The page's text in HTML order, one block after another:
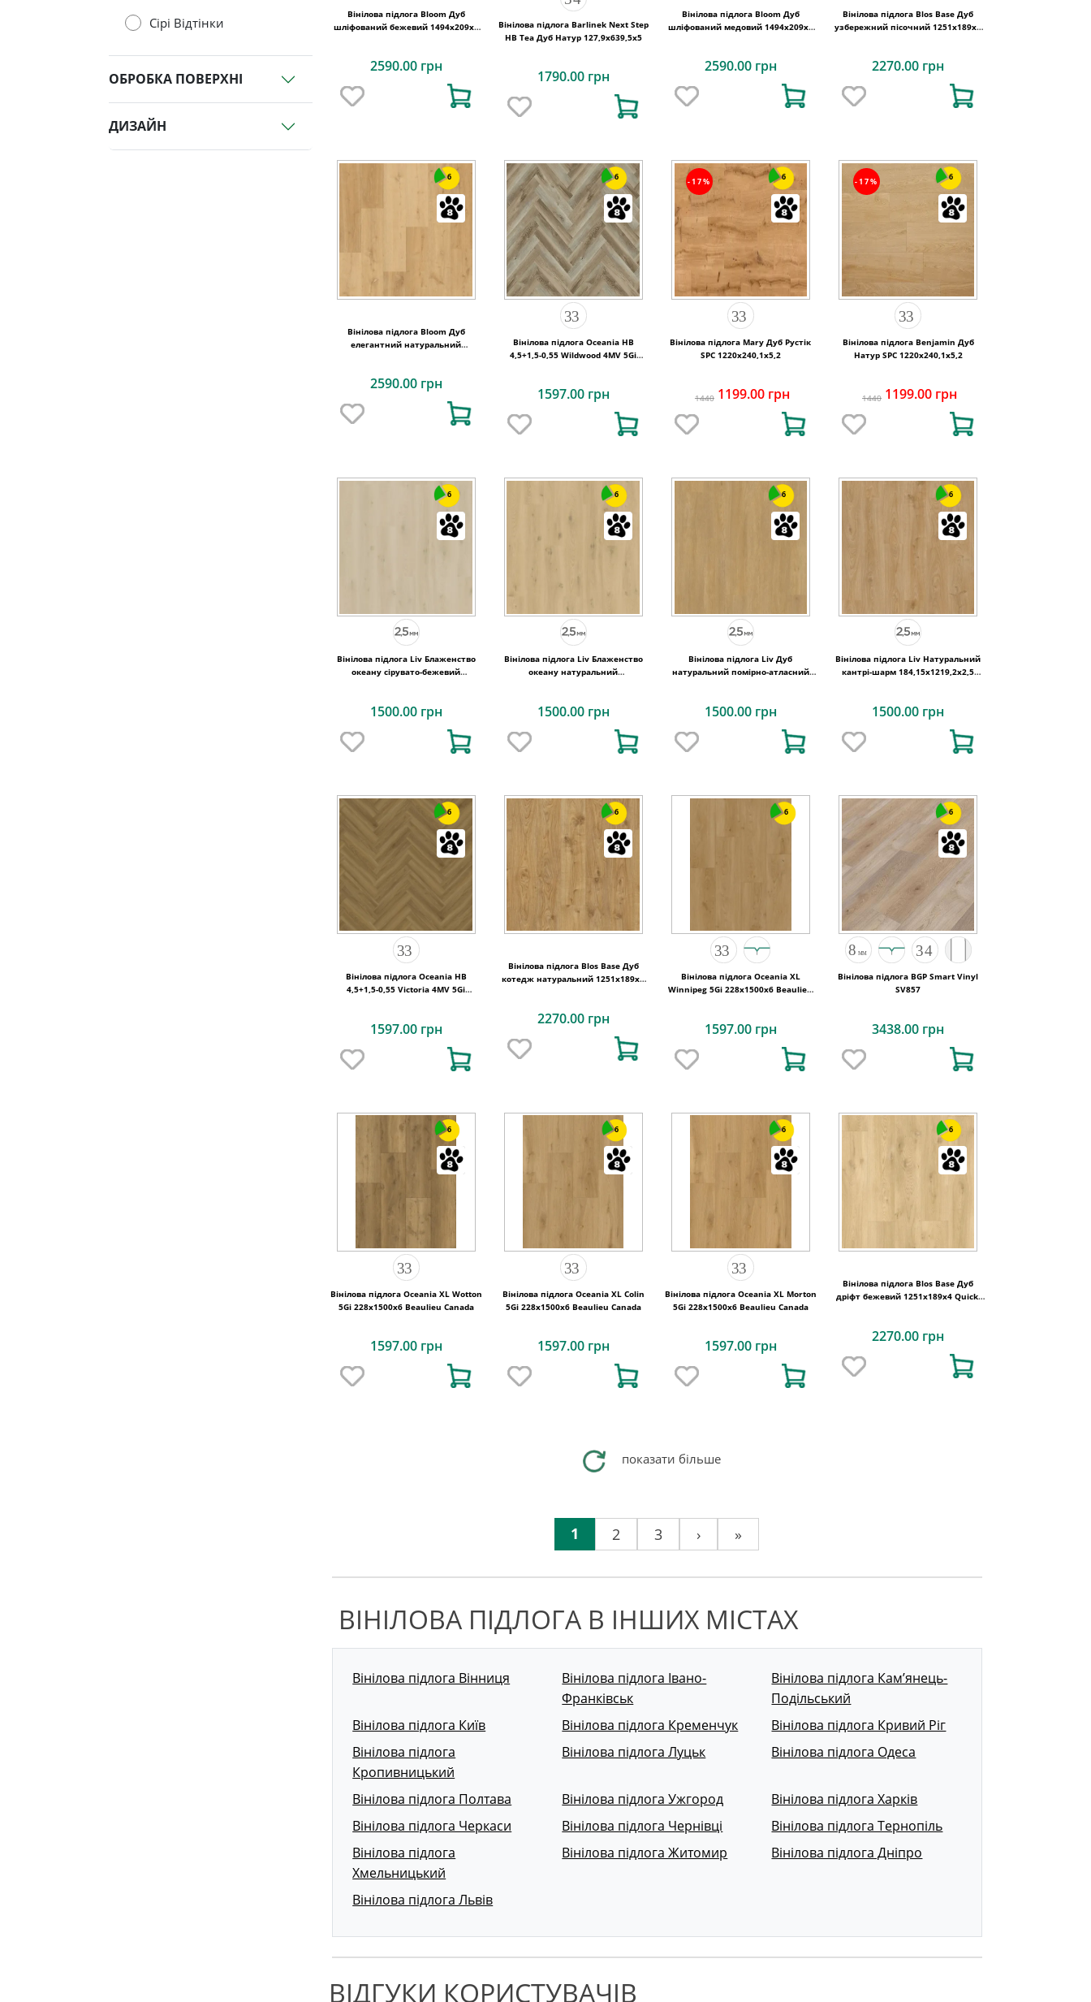
Сірі Відтінки
ОБРОБКА ПОВЕРХНІ
ДИЗАЙН
Вінілова підлога Bloom Дуб
шліфований бежевий 1494х209x6
2590.00 грн
Вінілова підлога Barlinek Next Step
HB Tea Дуб Натур 127,9x639,5x5
1790.00 грн
Вінілова підлога Bloom Дуб
шліфований медовий 1494х209x6
2590.00 грн
Вінілова підлога Blos Base Дуб
узбережний пісочний 1251х189x4
2270.00 грн
6
Вінілова підлога Bloom Дуб
елегантний натуральний
2590.00 грн
6
Вінілова підлога Oceania HB
4,5+1,5-0,55 Wildwood 4MV 5Gi
1597.00 грн
-17% 6
Вінілова підлога Mary Дуб Рустік
SPC 1220х240,1х5,2
1440 1199.00 грн
-17% 6
Вінілова підлога Benjamin Дуб
Натур SPC 1220х240,1х5,2
1440 1199.00 грн
6
Вінілова підлога Liv Блаженство
океану сірувато-бежевий
1500.00 грн
6
Вінілова підлога Liv Блаженство
океану натуральний
1500.00 грн
6
Вінілова підлога Liv Дуб
натуральний помірно-атласний
1500.00 грн
6
Вінілова підлога Liv Натуральний
кантрі-шарм 184,15x1219,2x2,5
1500.00 грн
6
Вінілова підлога Oceania HB
4,5+1,5-0,55 Victoria 4MV 5Gi
1597.00 грн
6
Вінілова підлога Blos Base Дуб
котедж натуральний 1251х189x4
2270.00 грн
6
Вінілова підлога Oceania XL
Winnipeg 5Gi 228x1500х6 Beaulieu
1597.00 грн
6
Вінілова підлога BGP Smart Vinyl
SV857
3438.00 грн
6
Вінілова підлога Oceania XL Wotton
5Gi 228x1500х6 Beaulieu Canada
1597.00 грн
6
Вінілова підлога Oceania XL Colin
5Gi 228x1500х6 Beaulieu Canada
1597.00 грн
6
Вінілова підлога Oceania XL Morton
5Gi 228x1500х6 Beaulieu Canada
1597.00 грн
6
Вінілова підлога Blos Base Дуб
дріфт бежевий 1251х189x4 Quick-
2270.00 грн
показати більше
1 2 3 › »
ВІНІЛОВА ПІДЛОГА В ІНШИХ МІСТАХ
Вінілова підлога Вінниця
Вінілова підлога Івано-
Франківськ
Вінілова підлога Кам’янець-
Подільський
Вінілова підлога Київ
Вінілова підлога Кременчук
Вінілова підлога Кривий Ріг
Вінілова підлога
Кропивницький
Вінілова підлога Луцьк Вінілова підлога Одеса
Вінілова підлога Полтава Вінілова підлога Ужгород
Вінілова підлога Харків
Вінілова підлога Черкаси
Вінілова підлога Чернівці
Вінілова підлога Тернопіль
Вінілова підлога
Хмельницький
Вінілова підлога Житомир Вінілова підлога Дніпро
Вінілова підлога Львів
ВІДГУКИ КОРИСТУВАЧІВ